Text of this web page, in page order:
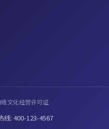
文化经营许可证
线: 400-123-4567